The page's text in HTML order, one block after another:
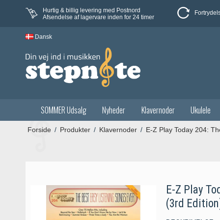
Hurtig & billig levering med Postnord
Afsendelse af lagervare inden for 24 timer
Dansk
SOMMER Udsalg Nyheder Klavernoder Ukulele
Forside / Produkter / Klavernoder / E-Z Play Today 204:
E-Z Play
(3rd